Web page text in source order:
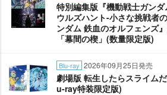
特別編集版『機動戦士ガン
ウルズハント-小さな挑戦者
ンダム 鉄血のオルフェンズ
「幕間の楔」(数量限定版)
Blu-ray 2026年09月25日発売
劇場版 転生したらスライム
u-ray特装限定版)